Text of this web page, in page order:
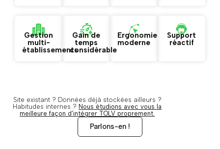
Gestion
multi-
établissements
Gain de
temps
considérable
Ergonomie
moderne
Support
réactif
Site existant ? Données déjà stockées ailleurs ?
Habitudes internes ?Nous étudions avec vous la
meilleure façon d’intégrer TOLV proprement.
Parlons-en !